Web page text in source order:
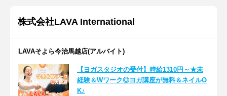
株式会社LAVA International
LAVAそよら今治馬越店(アルバイト)
【ヨガスタジオの受付】時給1310円～★未
経験＆Wワーク◎ヨガ講座が無料＆ネイルO
K♪